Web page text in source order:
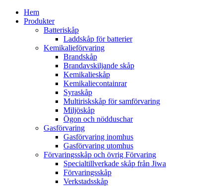
Hem
Produkter
Batteriskåp
Laddskåp för batterier
Kemikalieförvaring
Brandskåp
Brandavskiljande skåp
Kemikalieskåp
Kemikaliecontainrar
Syraskåp
Multiriskskåp för samförvaring
Miljöskåp
Ögon och nödduschar
Gasförvaring
Gasförvaring inomhus
Gasförvaring utomhus
Förvaringsskåp och övrig Förvaring
Specialtillverkade skåp från Jiwa
Förvaringsskåp
Verkstadsskåp